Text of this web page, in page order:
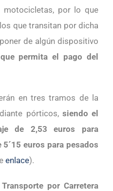
motocicletas, por lo que
que transitan por dicha
de algún dispositivo
permita el pago del
en tres tramos de la
pórticos, siendo el
de 2,53 euros para
euros para pesados
enlace).
por Carretera